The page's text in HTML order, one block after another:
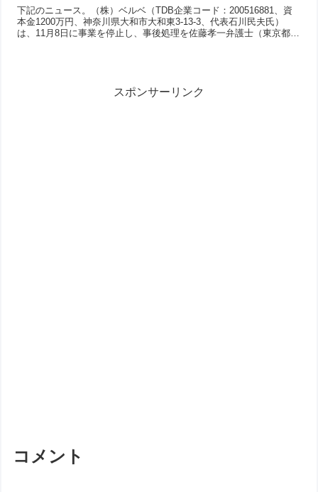
下記のニュース。（株）ベルベ（TDB企業コード：200516881、資
本金1200万円、神奈川県大和市大和東3-13-3、代表石川民夫氏）
は、11月8日に事業を停止し、事後処理を佐藤孝一弁護士（東京都港
スポンサーリンク
コメント